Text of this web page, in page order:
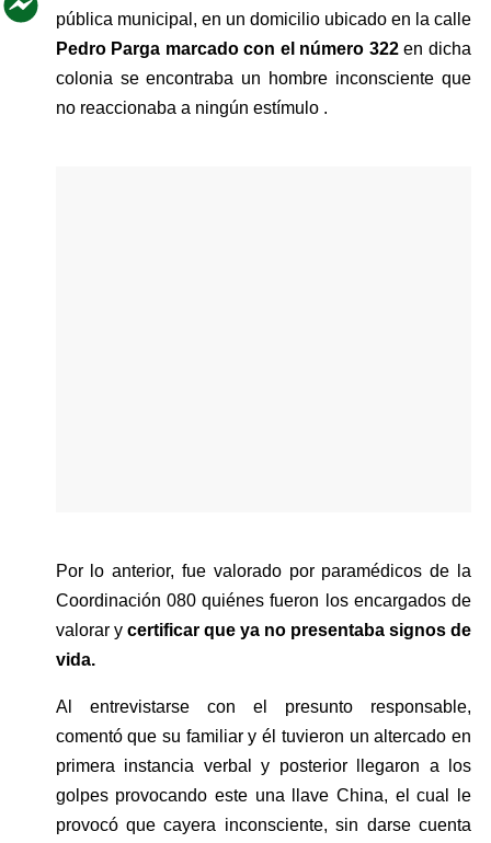
pública municipal, en un domicilio ubicado en la calle
Pedro Parga marcado con el número 322 en dicha
colonia se encontraba un hombre inconsciente que
no reaccionaba a ningún estímulo .
Por lo anterior, fue valorado por paramédicos de la
Coordinación 080 quiénes fueron los encargados de
valorar y certificar que ya no presentaba signos de
vida.
Al entrevistarse con el presunto responsable,
comentó que su familiar y él tuvieron un altercado en
primera instancia verbal y posterior llegaron a los
golpes provocando este una llave China, el cual le
provocó que cayera inconsciente, sin darse cuenta